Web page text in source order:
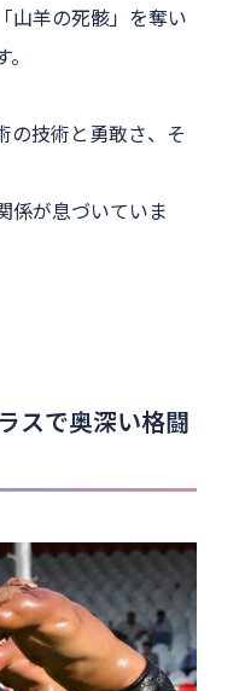
山羊の死骸」を奪い
の技術と勇敢さ、そ
係が息づいていま
スで奥深い格闘